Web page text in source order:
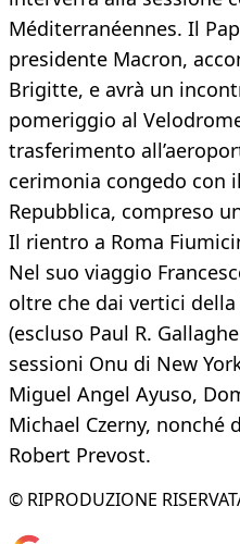
Méditerranéennes. Il
presidente Macron,
Brigitte, e avrà un
pomeriggio al
trasferimento
cerimonia congedo con
Repubblica, compreso
Il rientro a Roma
Nel suo viaggio
oltre che dai vertici
(escluso Paul R.
sessioni Onu di New
Miguel Angel Ayuso,
Michael Czerny,
Robert Prevost.
© RIPRODUZIONE